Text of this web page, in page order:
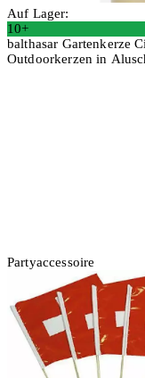
Auf Lager:
10+
balthasar Gartenkerze
Outdoorkerzen in
Partyaccessoire